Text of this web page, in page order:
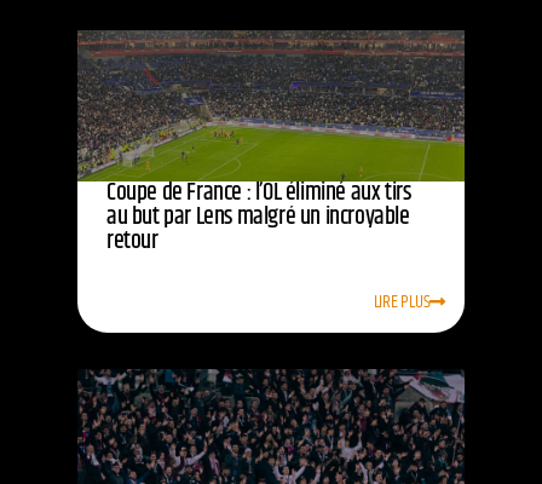
Coupe de France : l’OL éliminé aux tirs
au but par Lens malgré un incroyable
retour
LIRE PLUS